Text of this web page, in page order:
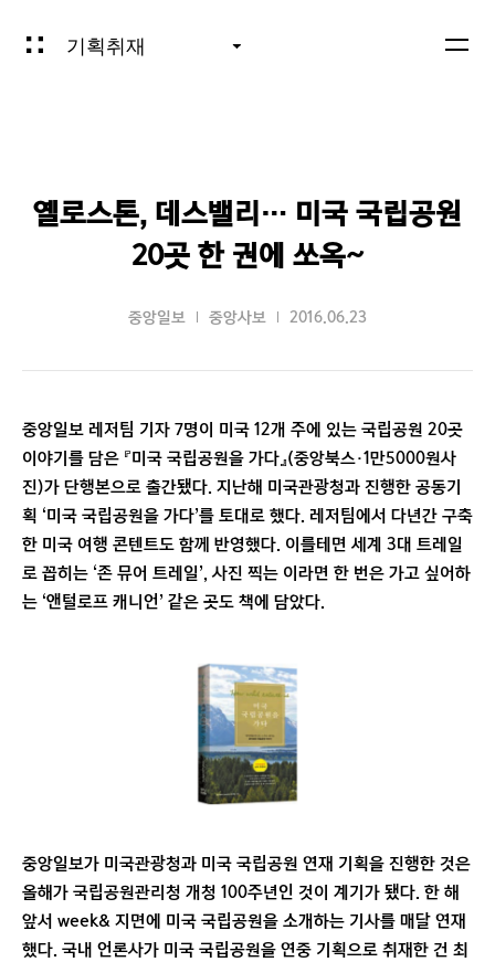
기획취재
옐로스톤, 데스밸리… 미국 국립공원
20곳 한 권에 쏘옥~
중앙일보 중앙사보 2016.06.23
중앙일보 레저팀 기자 7명이 미국 12개 주에 있는 국립공원 20곳
이야기를 담은 『미국 국립공원을 가다』(중앙북스·1만5000원사
진)가 단행본으로 출간됐다. 지난해 미국관광청과 진행한 공동기
획 ‘미국 국립공원을 가다’를 토대로 했다. 레저팀에서 다년간 구축
한 미국 여행 콘텐트도 함께 반영했다. 이를테면 세계 3대 트레일
로 꼽히는 ‘존 뮤어 트레일’, 사진 찍는 이라면 한 번은 가고 싶어하
는 ‘앤털로프 캐니언’ 같은 곳도 책에 담았다.
중앙일보가 미국관광청과 미국 국립공원 연재 기획을 진행한 것은
올해가 국립공원관리청 개청 100주년인 것이 계기가 됐다. 한 해
앞서 week& 지면에 미국 국립공원을 소개하는 기사를 매달 연재
했다. 국내 언론사가 미국 국립공원을 연중 기획으로 취재한 건 최